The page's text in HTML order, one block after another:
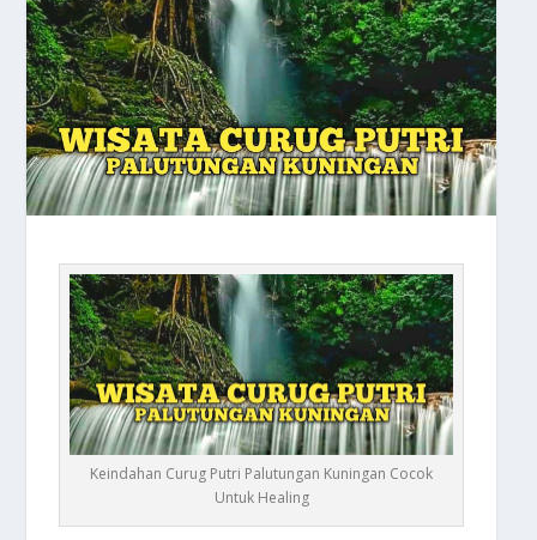
Keindahan Curug Putri Palutungan Kuningan Cocok
Untuk Healing